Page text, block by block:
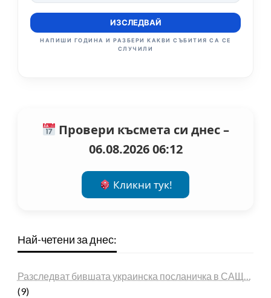
ИЗСЛЕДВАЙ
НАПИШИ ГОДИНА И РАЗБЕРИ КАКВИ СЪБИТИЯ СА СЕ
СЛУЧИЛИ
Провери късмета си днес –
06.08.2026 06:12
Кликни тук!
Най-четени за днес:
Разследват бившата украинска посланичка в САЩ…
(9)